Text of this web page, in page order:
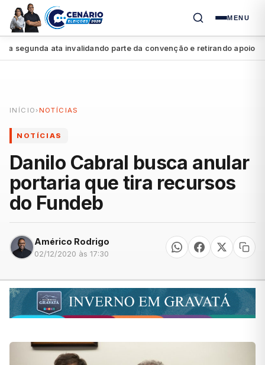
MENU
ata invalidando parte da convenção e retirando apoio a
INÍCIO › NOTÍCIAS
NOTÍCIAS
Danilo Cabral busca anular
portaria que tira recursos
do Fundeb
Américo Rodrigo
02/12/2020 às 17:30